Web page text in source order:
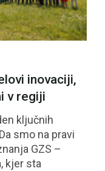
inovaciji,
v regiji
ključnih
smo na pravi
GZS –
kjer sta